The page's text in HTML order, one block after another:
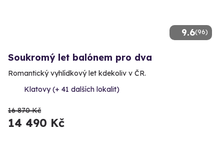
9.6(96)
Soukromý let balónem pro dva
Romantický vyhlídkový let kdekoliv v ČR.
Klatovy (+ 41 dalších lokalit)
16 870 Kč
14 490 Kč